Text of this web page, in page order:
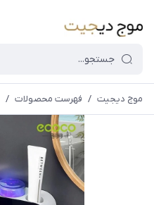
قیمت و
موجودی
سایت بروز
باشد،باخیال
موج دیجیت / فهرست محصولات /